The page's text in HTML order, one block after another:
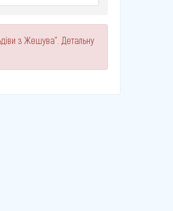
з Жешува". Детальну